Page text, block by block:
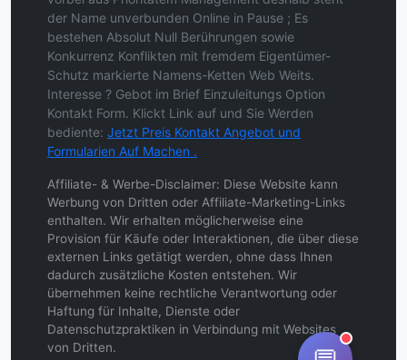
der Name unverbunden Online in Pause ; Es
bestehen Absolut Null Berührungen sowie
Konkurrenz Konflikten mit fremdem Eigentümer-
Schutz markierte Namens-Ketten Web Weits.
Interesse ? Gebot im Brief Einzuleitungs Option
Kontakt Form. Klickt Link auf und Sie Werden
bediente: Jetzt Preis Kontakt Angebot und
Formularien Auf Machen .
Affiliate- & Werbe-Disclaimer: Diese Website kann
Werbung von Dritten oder Affiliate-Marketing-Links
enthalten. Wir erhalten möglicherweise eine
Provision für Käufe oder Interaktionen, die über diese
externen Links getätigt werden, ohne dass Ihnen
dadurch zusätzliche Kosten entstehen. Wir
übernehmen keine rechtliche Verantwortung oder
Haftung für Inhalte, Dienste oder
Datenschutzpraktiken in Verbindung mit Websites
von Dritten.